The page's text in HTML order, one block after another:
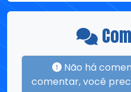
comentar, você